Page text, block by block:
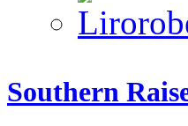
Southern